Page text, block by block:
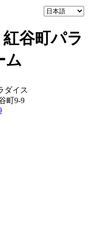
紅谷町パラ
ム
ダイス
町9-9